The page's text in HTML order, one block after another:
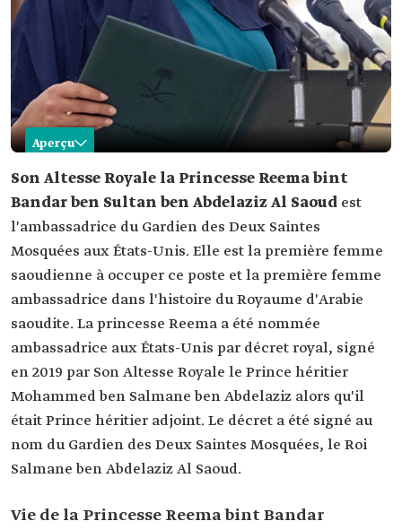
Aperçu
Reema bint Bandar
Nom
Princesse Reema bint Bandar ben Sultan ben
Abdelaziz Al Saoud.
Lieu de
naissance
Riyad, la capitale.
Poste actuel
Ambassadrice du Gardien des deux Saintes
importants
Présidente de la Fédération saoudienne des
sports communautaires.
Conseillère au cabinet du Prince héritier.
Adjointe à la planification et au développement à
l'Autorité générale des sports (actuellement le
ministère des Sports). PDG d'ALFA International.
Membre du conseil consultatif de l'Initiative de
financement en faveur des femmes
Formation
Licence en arts du Mount Vernon College de
Son Altesse Royale la Princesse Reema bint
Bandar ben Sultan ben Abdelaziz Al Saoud est
l'ambassadrice du Gardien des Deux Saintes
Mosquées aux États-Unis. Elle est la première femme
saoudienne à occuper ce poste et la première femme
ambassadrice dans l'histoire du Royaume d'Arabie
saoudite. La princesse Reema a été nommée
ambassadrice aux États-Unis par décret royal, signé
en 2019 par Son Altesse Royale le Prince héritier
Mohammed ben Salmane ben Abdelaziz alors qu'il
était Prince héritier adjoint. Le décret a été signé au
nom du Gardien des Deux Saintes Mosquées, le Roi
Salmane ben Abdelaziz Al Saoud.
Vie de la Princesse Reema bint Bandar